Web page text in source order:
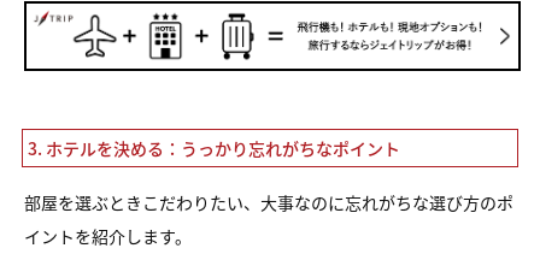
3. ホテルを決める：うっかり忘れがちなポイント
部屋を選ぶときこだわりたい、大事なのに忘れがちな選び方のポ
イントを紹介します。